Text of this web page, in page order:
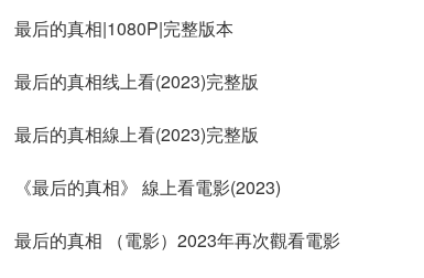
最后的真相|1080P|完整版本
最后的真相线上看(2023)完整版
最后的真相線上看(2023)完整版
《最后的真相》 線上看電影(2023)
最后的真相 （電影）2023年再次觀看電影